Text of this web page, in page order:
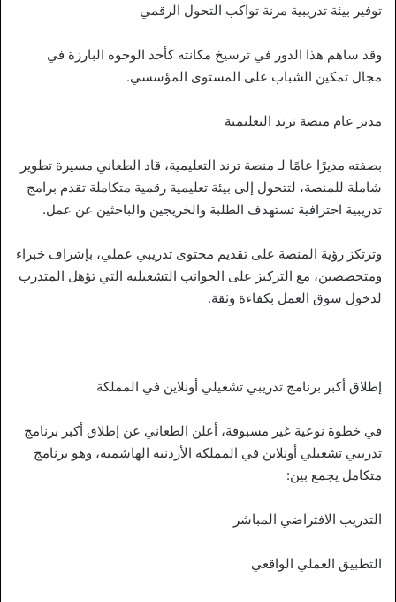
توفير بيئة تدريبية مرنة تواكب التحول الرقمي
وقد ساهم هذا الدور في ترسيخ مكانته كأحد الوجوه البارزة في
مجال تمكين الشباب على المستوى المؤسسي.
مدير عام منصة ترند التعليمية
بصفته مديرًا عامًا لـ منصة ترند التعليمية، قاد الطعاني مسيرة تطوير
شاملة للمنصة، لتتحول إلى بيئة تعليمية رقمية متكاملة تقدم برامج
تدريبية احترافية تستهدف الطلبة والخريجين والباحثين عن عمل.
وترتكز رؤية المنصة على تقديم محتوى تدريبي عملي، بإشراف خبراء
ومتخصصين، مع التركيز على الجوانب التشغيلية التي تؤهل المتدرب
لدخول سوق العمل بكفاءة وثقة.
إطلاق أكبر برنامج تدريبي تشغيلي أونلاين في المملكة
في خطوة نوعية غير مسبوقة، أعلن الطعاني عن إطلاق أكبر برنامج
تدريبي تشغيلي أونلاين في المملكة الأردنية الهاشمية، وهو برنامج
متكامل يجمع بين:
التدريب الافتراضي المباشر
التطبيق العملي الواقعي